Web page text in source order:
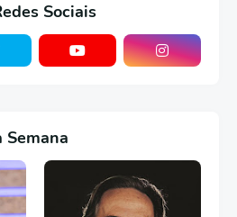
Sociais
Semana